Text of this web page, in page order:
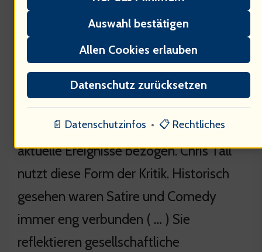
Comedy ist ein Werkzeug der Kritik.
80% der politischen Witze sind auf
aktuelle Ereignisse bezogen. Chris Tall
nutzt diese Form der Kritik. Historisch
gesehen waren Satire und Comedy
immer eng verbunden ( … ) Sie
reflektieren gesellschaftliche
Auswahl bestätigen
Allen Cookies erlauben
Datenschutz zurücksetzen
📄 Datenschutzinfos • 📋 Rechtliches